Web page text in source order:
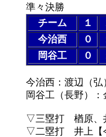
準々決勝
チーム
１
今治西
０
岡谷工
０
今治西：渡辺（弘
岡谷工（長野）：
▽三塁打 楢原、
▽二塁打 井上【